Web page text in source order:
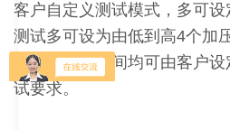
客户自定义测试模式，多可
测试多可设为由低到高4个加
压力和保压时间均可由客户
试要求。